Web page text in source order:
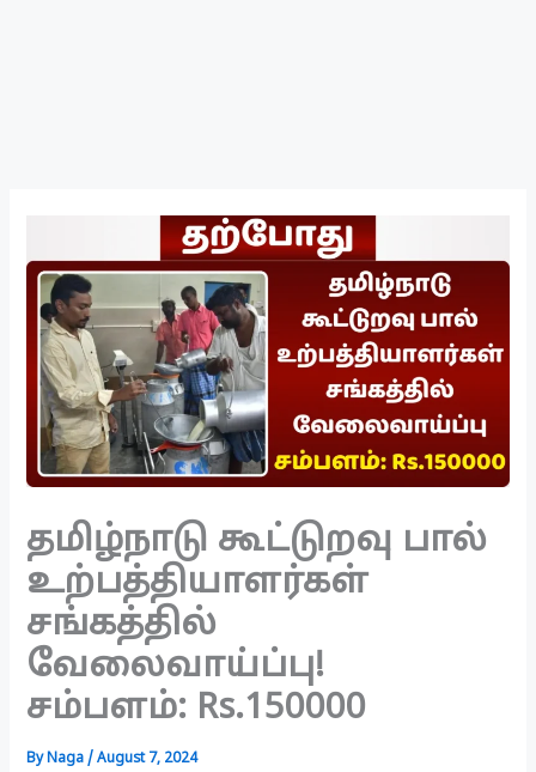
தமிழ்நாடு கூட்டுறவு பால்
உற்பத்தியாளர்கள்
சங்கத்தில்
வேலைவாய்ப்பு!
சம்பளம்: Rs.150000
ByNaga/August 7, 2024